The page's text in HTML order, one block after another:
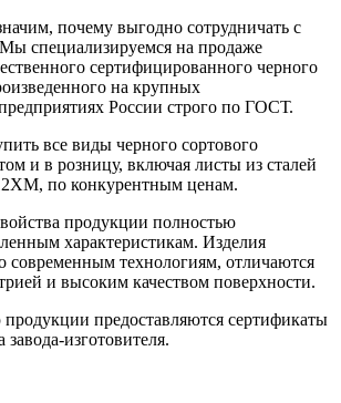
почему выгодно сотрудничать с
специализируемся на продаже
сертифицированного черного
на крупных
России строго по ГОСТ.
все виды черного сортового
и в розницу, включая листы из сталей
по конкурентным ценам.
продукции полностью
характеристикам. Изделия
современным технологиям, отличаются
и высоким качеством поверхности.
предоставляются сертификаты
завода-изготовителя.